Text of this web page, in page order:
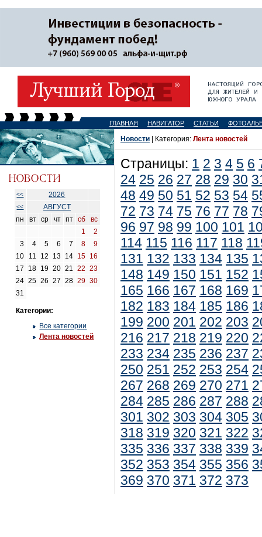
ГЛАВНАЯ НАВИГАТОР СТАТЬИ
<< 2026
<<
АВГУСТ
пн
вт ср чт пт сб
вс
1
2
3
4 5 6 7 8
9
10
11 12 13 14 15 16
17
18 19 20 21 22
23
24 25 26 27 28 29 30
31
Категории:
Все категории
Лента новостей
Новости | Категория: Лента новостей
Страницы: 1 2 3 4 5 6
24 25 26 27 28 29 30
48 49 50 51 52 53 54
72 73 74 75 76 77 78
96 97 98 99 100 101
114 115 116 117 118
131 132 133 134 135
148 149 150 151 152
165 166 167 168 169
182 183 184 185 186
199 200 201 202 203
216 217 218 219 220
233 234 235 236 237
250 251 252 253 254
267 268 269 270 271
284 285 286 287 288
301 302 303 304 305
318 319 320 321 322
335 336 337 338 339
352 353 354 355 356
369 370 371 372 373